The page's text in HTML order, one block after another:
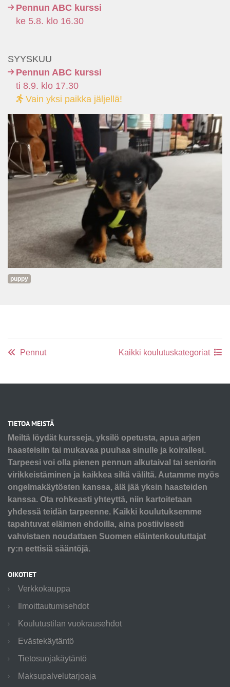
Pennun ABC kurssi
ke 5.8. klo 16.30
SYYSKUU
Pennun ABC kurssi
ti 8.9. klo 17.30
Vain yksi paikka jäljellä!
puppy
Pennut Kaikki koulutuskategoriat
TIETOA MEISTÄ
Meiltä löydät kursseja, yksilö opetusta, apua arjen
haasteisiin tai mukavaa puuhaa sinulle ja koirallesi.
Tarpeesi voi olla pienen pennun alkutaival tai seniorin
virikkeistäminen ja kaikkea siltä väliltä. Autamme myös
ongelmakäytösten kanssa, älä jää yksin haasteiden
kanssa. Ota rohkeasti yhteyttä, niin kartoitetaan
yhdessä teidän tarpeenne. Kaikki koulutuksemme
tapahtuvat eläimen ehdoilla, aina postiivisesti
vahvistaen noudattaen Suomen eläintenkouluttajat
ry:n eettisiä sääntöjä.
OIKOTIET
Verkkokauppa
Ilmoittautumisehdot
Koulutustilan vuokrausehdot
Evästekäytäntö
Tietosuojakäytäntö
Maksupalvelutarjoaja